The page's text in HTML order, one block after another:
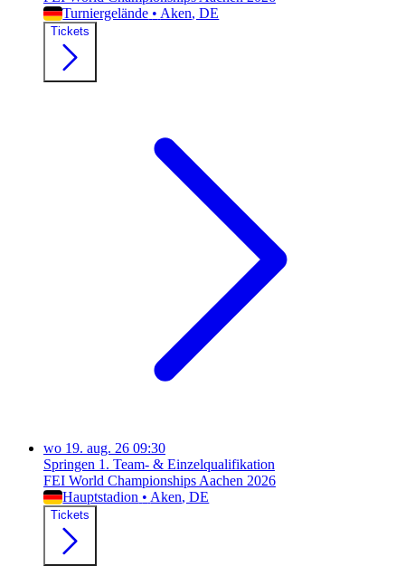
Turniergelände • Aken, DE
Tickets
wo 19. aug. 26 09:30
Springen 1. Team- & Einzelqualifikation
FEI World Championships Aachen 2026
Hauptstadion • Aken, DE
Tickets